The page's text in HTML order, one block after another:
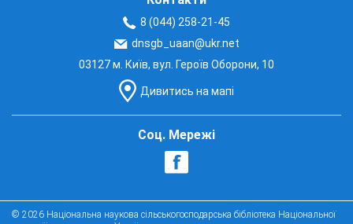
8 (044) 258-21-45
dnsgb_uaan@ukr.net
03127 м. Київ, вул. Героїв Оборони, 10
Дивитись на мапі
Соц. Мережі
© 2026 Національна наукова сільськогосподарська бібліотека Національної